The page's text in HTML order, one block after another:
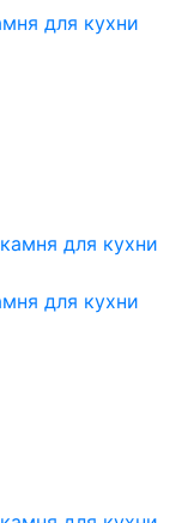
для кухни
для кухни